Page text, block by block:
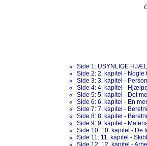
Side 1: USYNLIGE
Side 2: 2. kapitel -
Side 3: 3. kapitel -
Side 4: 4. kapitel -
Side 5: 5. kapitel - Det
Side 6: 6. kapitel - En
Side 7: 7. kapitel -
Side 8: 8. kapitel -
Side 9: 9. kapitel -
Side 10: 10. kapitel - De
Side 11: 11. kapitel -
Side 12: 12. kapitel -